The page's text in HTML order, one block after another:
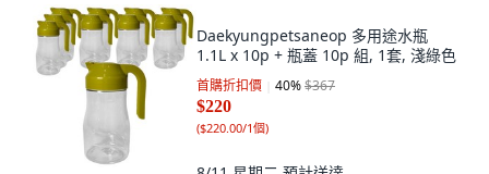
Daekyungpetsaneop 多用途水瓶
1.1L x 10p + 瓶蓋 10p 組, 1套, 淺綠色
首購折扣價 40%$367
$220
($220.00/1個)